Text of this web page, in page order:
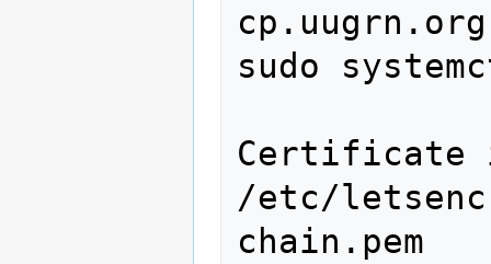
sudo
Certificate
/etc/
chain.pem